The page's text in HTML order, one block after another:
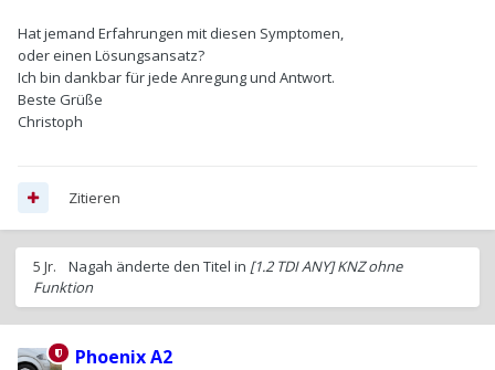
Hat jemand Erfahrungen mit diesen Symptomen,
oder einen Lösungsansatz?
Ich bin dankbar für jede Anregung und Antwort.
Beste Grüße
Christoph
Zitieren
5 Jr. Nagah änderte den Titel in [1.2 TDI ANY] KNZ ohne
Funktion
Phoenix A2